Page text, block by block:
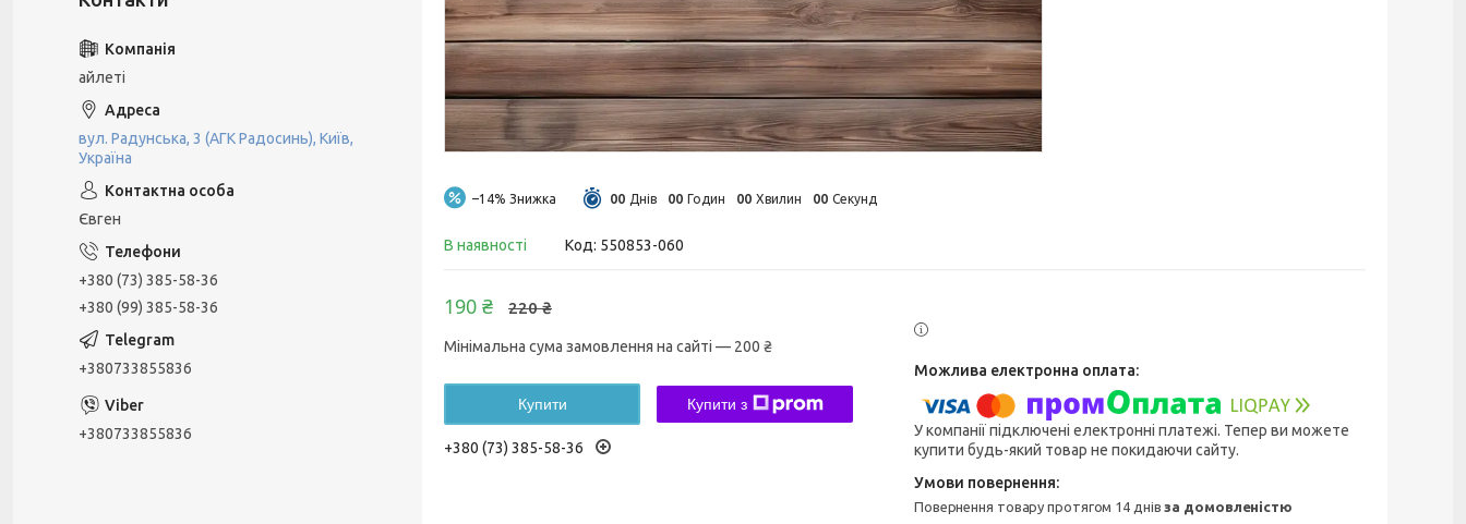
–14% 00 Днів 00 Годин 00 Хвилин 00 Секунд
В наявності Код: 550853-060
220 ₴
190 ₴
Мінімальна сума замовлення на сайті — 200 ₴
Купити Купити з
+380 (73) 385-58-36
У компанії підключені електронні платежі. Тепер ви можете
купити будь-який товар не покидаючи сайту.
повернення товару протягом 14 днівза домовленістю
айлеті
вул. Радунська, 3 (АГК Радосинь), Київ,
Україна
Євген
+380 (73) 385-58-36
+380 (99) 385-58-36
+380733855836
+380733855836